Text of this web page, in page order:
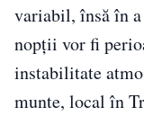
variabil, însă în
nopții vor fi
instabilitate
munte, local în